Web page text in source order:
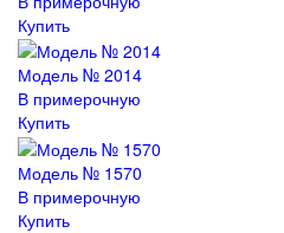
Купить
Модель № 2014
В примерочную
Купить
Модель № 1570
В примерочную
Купить